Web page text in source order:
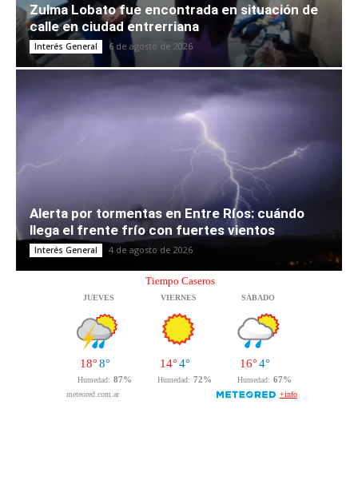
Zulma Lobato fue encontrada en situación de
calle en ciudad entrerriana
Interés General 6 de agosto de 2026
Alerta por tormentas en Entre Ríos: cuándo
llega el frente frío con fuertes vientos
Interés General 4 de agosto de 2026